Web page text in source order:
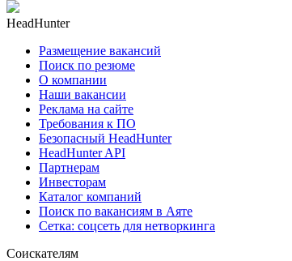
HeadHunter
Размещение вакансий
Поиск по резюме
О компании
Наши вакансии
Реклама на сайте
Требования к ПО
Безопасный HeadHunter
HeadHunter API
Партнерам
Инвесторам
Каталог компаний
Поиск по вакансиям в Аяте
Сетка: соцсеть для нетворкинга
Соискателям